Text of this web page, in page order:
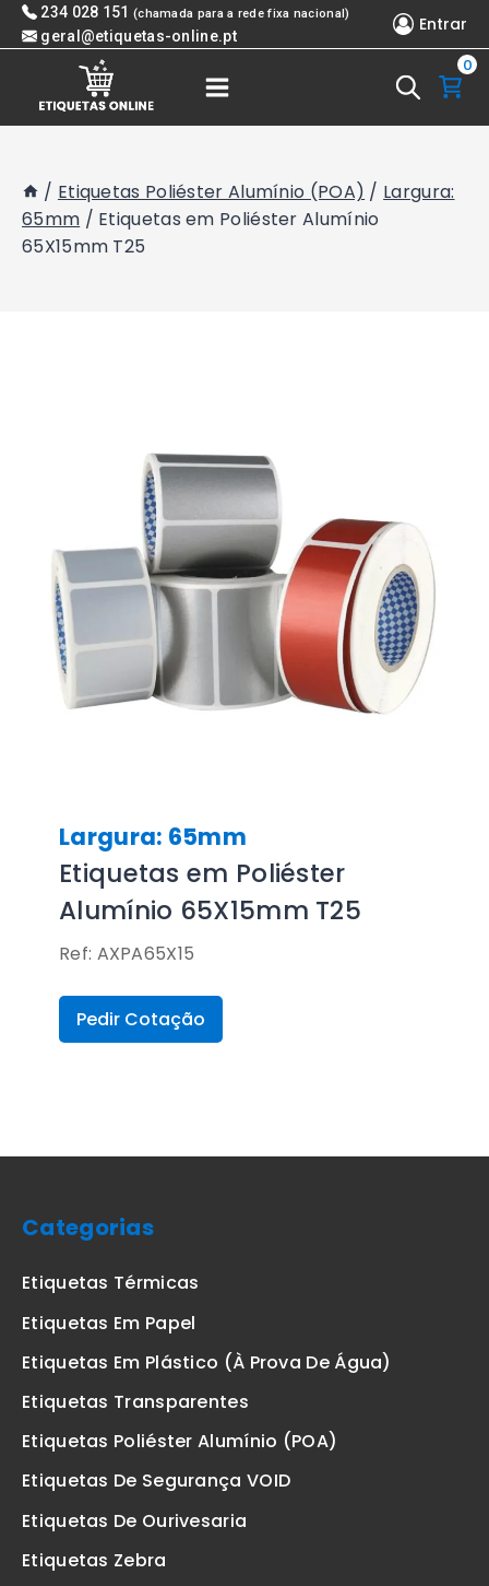
Skip 234 028 151 (chamada para a rede fixa nacional)
geral@etiquetas-online.pt
Entrar
0
/ Etiquetas Poliéster Alumínio (POA) / Largura:
65mm / Etiquetas em Poliéster Alumínio
65X15mm T25
Largura: 65mm
Etiquetas em Poliéster
Alumínio 65X15mm T25
Ref: AXPA65X15
Pedir Cotação
Categorias
Etiquetas Térmicas
Etiquetas Em Papel
Etiquetas Em Plástico (à Prova De Água)
Etiquetas Transparentes
Etiquetas Poliéster Alumínio (POA)
Etiquetas De Segurança VOID
Etiquetas De Ourivesaria
Etiquetas Zebra